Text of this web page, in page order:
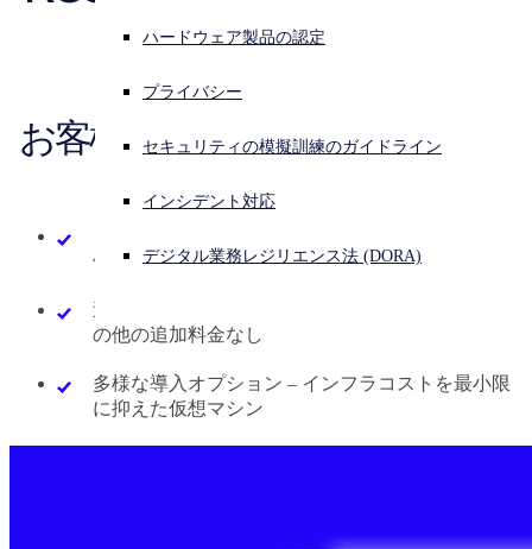
サイバー攻撃を受けている場合、連絡先はこちら
Open search
ハードウェア製品の認定
プライバシー
セキュリティの模擬訓練のガイドライン
インシデント対応
デジタル業務レジリエンス法 (DORA)
お問い合わせ
入手
お客様のニーズに応じた見積も
位のシンプルな価格設定
追加料金なし – メンテナンス、サービス契約、そ
の他の追加料金なし
多様な導入オプション – インフラコストを最小限
に抑えた仮想マシン